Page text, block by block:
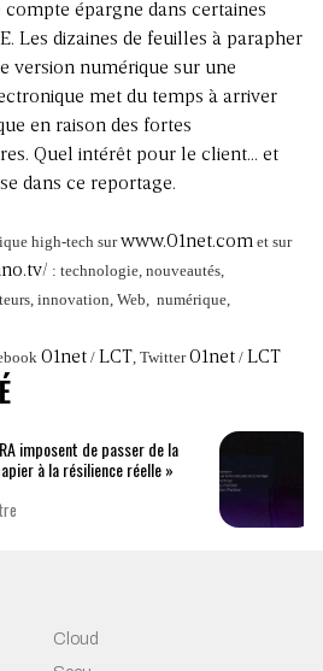
compte épargne dans certaines
Les dizaines de feuilles à parapher
version numérique sur une
met du temps à arriver
en raison des fortes
Quel intérêt pour le client… et
dans ce reportage.
high-tech surwww.01net.com et sur
: technologie, nouveautés,
innovation, Web, numérique,
01net / LCT, Twitter01net / LCT
imposent de passer de la
à la résilience réelle »
Cloud